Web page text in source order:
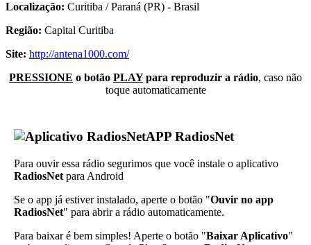
Localização: Curitiba / Paraná (PR) - Brasil
Região: Capital Curitiba
Site: http://antena1000.com/
PRESSIONE o botão PLAYpara reproduzir a rádio, caso não
toque automaticamente
APP RadiosNet
Para ouvir essa rádio segurimos que você instale o aplicativo
RadiosNet para Android
Se o app já estiver instalado, aperte o botão "Ouvir no app
RadiosNet" para abrir a rádio automaticamente.
Para baixar é bem simples! Aperte o botão "Baixar Aplicativo"